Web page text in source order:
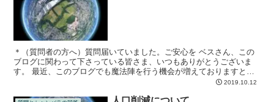
＊（質問者の方へ）質問届いていました。ご安心を ベスさん、この
ブログに関わって下さっている皆さま、いつもありがとうございま
す。 最近、このブログでも魔法陣を行う機会が増えておりますとこ
ろでの質問です。 ブログでの呼びかけで皆さんと一緒に魔法...2019.10.12